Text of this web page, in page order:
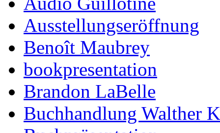
Ausstellungseröffnung
Benoît Maubrey
bookpresentation
Brandon LaBelle
Buchhandlung Walther